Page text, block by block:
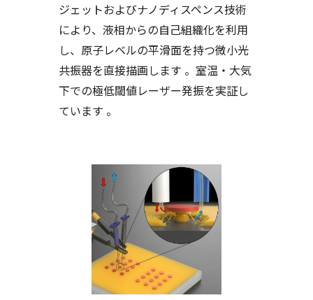
ジェットおよびナノディスペンス技術
により、液相からの自己組織化を利用
し、原子レベルの平滑面を持つ微小光
共振器を直接描画します 。室温・大気
下での極低閾値レーザー発振を実証し
ています 。